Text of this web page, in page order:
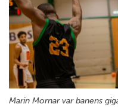
Marin Mornar var banens